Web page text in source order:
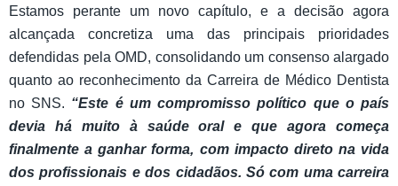
Estamos perante um novo capítulo, e a decisão agora
alcançada concretiza uma das principais prioridades
defendidas pela OMD, consolidando um consenso alargado
quanto ao reconhecimento da Carreira de Médico Dentista
no SNS. “Este é um compromisso político que o país
devia há muito à saúde oral e que agora começa
finalmente a ganhar forma, com impacto direto na vida
dos profissionais e dos cidadãos. Só com uma carreira